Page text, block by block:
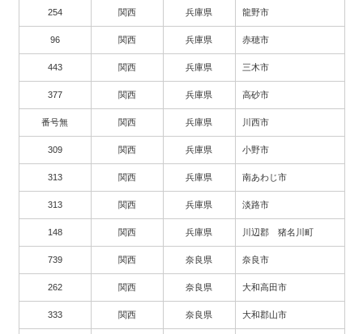
254 関西 兵庫県 龍野市
96 関西 兵庫県 赤穂市
443 関西 兵庫県 三木市
377 関西 兵庫県 高砂市
番号無 関西 兵庫県 川西市
309 関西 兵庫県 小野市
313 関西 兵庫県 南あわじ市
313 関西 兵庫県 淡路市
148 関西 兵庫県 川辺郡 猪名川町
739 関西 奈良県 奈良市
262 関西 奈良県 大和高田市
333 関西 奈良県 大和郡山市